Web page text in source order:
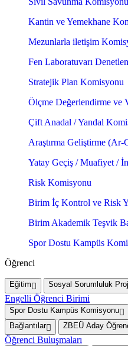
Kantin ve Yemekhane
Mezunlarla iletişim
Fen Laboratuvarı
Stratejik Plan Komisyonu
Ölçme Değerlendirme ve
Çift Anadal / Yandal
Araştırma Geliştirme (Ar-
Yatay Geçiş / Muafiyet /
Risk Komisyonu
Birim İç Kontrol ve Risk
Birim Akademik Teşvik
Spor Dostu Kampüs
Öğrenci
Eğitim Sosyal Sorumluluk
Engelli Öğrenci Birimi
Spor Dostu Kampüs Komisyonu
Bağlantılar
ZBEÜ Aday
Öğrenci Buluşmaları